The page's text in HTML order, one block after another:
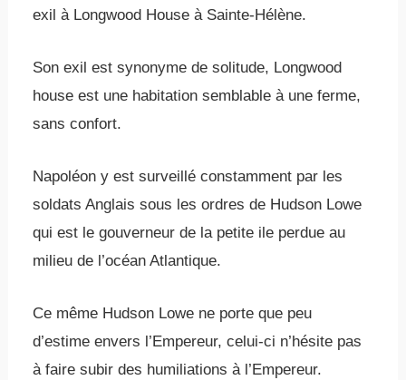
exil à Longwood House à Sainte-Hélène.
Son exil est synonyme de solitude, Longwood
house est une habitation semblable à une ferme,
sans confort.
Napoléon y est surveillé constamment par les
soldats Anglais sous les ordres de Hudson Lowe
qui est le gouverneur de la petite ile perdue au
milieu de l’océan Atlantique.
Ce même Hudson Lowe ne porte que peu
d’estime envers l’Empereur, celui-ci n’hésite pas
à faire subir des humiliations à l’Empereur.